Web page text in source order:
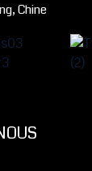
Chine